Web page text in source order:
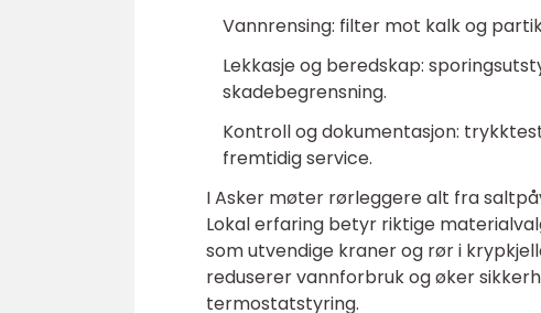
Vannrensing: filter mot kalk og
Lekkasje og beredskap:
skadebegrensning.
Kontroll og dokumentasjon:
fremtidig service.
I Asker møter rørleggere alt fra
Lokal erfaring betyr riktige
som utvendige kraner og rør i
reduserer vannforbruk og øker
termostatstyring.